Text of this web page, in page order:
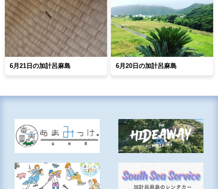
6月21日の加計呂麻島 6月20日の加計呂麻島